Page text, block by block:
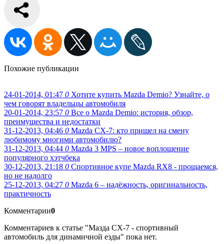
Похожие публикации
24-01-2014, 01:47 0 Хотите купить Mazda Demio? Узнайте, о
чем говорят владельцы автомобиля
20-01-2014, 23:57 0 Все о Mazda Demio: история, обзор,
преимущества и недостатки
31-12-2013, 04:46 0 Mazda CX-7: кто пришел на смену
любимому многими автомобилю?
31-12-2013, 04:44 0 Mazda 3 MPS – новое воплощение
популярного хэтчбека
30-12-2013, 21:18 0 Спортивное купе Mazda RX8 - прощаемся,
но не надолго
25-12-2013, 04:27 0 Mazda 6 – надёжность, оригинальность,
практичность
Комментарии0
Комментариев к статье "Мазда CX-7 - спортивный
автомобиль для динамичной езды" пока нет.